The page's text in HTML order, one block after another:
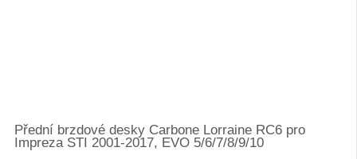
Přední brzdové desky Carbone Lorraine RC6 pro
Impreza STI 2001-2017, EVO 5/6/7/8/9/10